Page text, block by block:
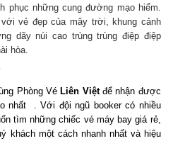
phục những cung đường mạo hiểm.
vẻ đẹp của mây trời, khung cảnh
dãy núi cao trùng trùng điệp điệp
hòa.
Phòng Vé Liên Việtđể nhận được
nhất . Với đội ngũ booker có nhiều
tìm những chiếc vé máy bay giá rẻ,
khách một cách nhanh nhất và hiệu